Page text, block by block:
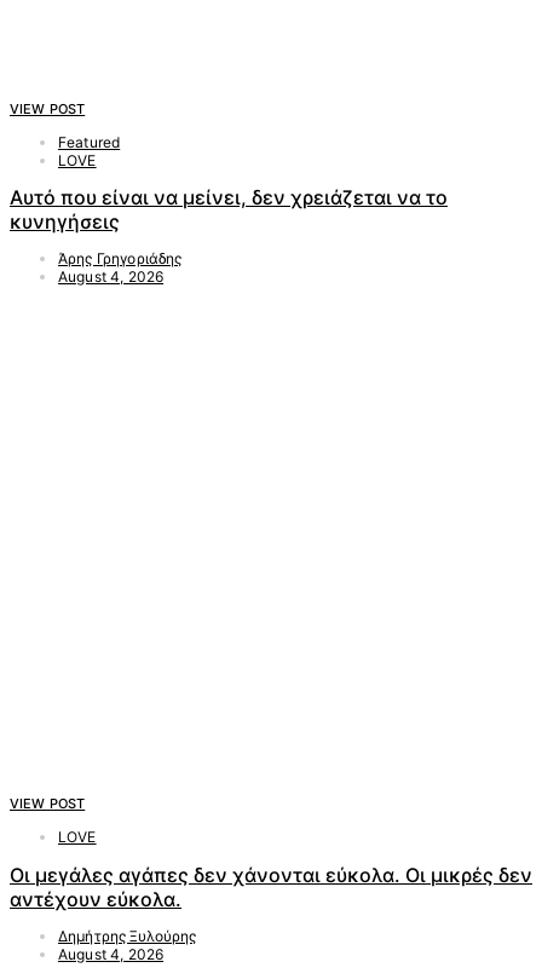
VIEW POST
Featured
LOVE
Αυτό που είναι να μείνει, δεν χρειάζεται να το
κυνηγήσεις
Άρης Γρηγοριάδης
August 4, 2026
VIEW POST
LOVE
Οι μεγάλες αγάπες δεν χάνονται εύκολα. Οι μικρές δεν
αντέχουν εύκολα.
Δημήτρης Ξυλούρης
August 4, 2026